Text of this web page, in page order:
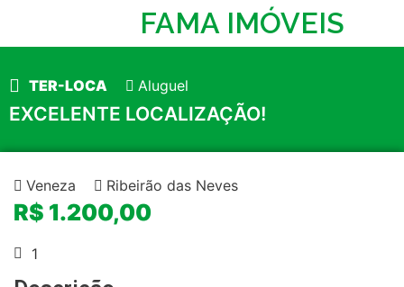
FAMA IMÓVEIS
TER-LOCA Aluguel
EXCELENTE LOCALIZAÇÃO!
Veneza Ribeirão das Neves
R$ 1.200,00
1